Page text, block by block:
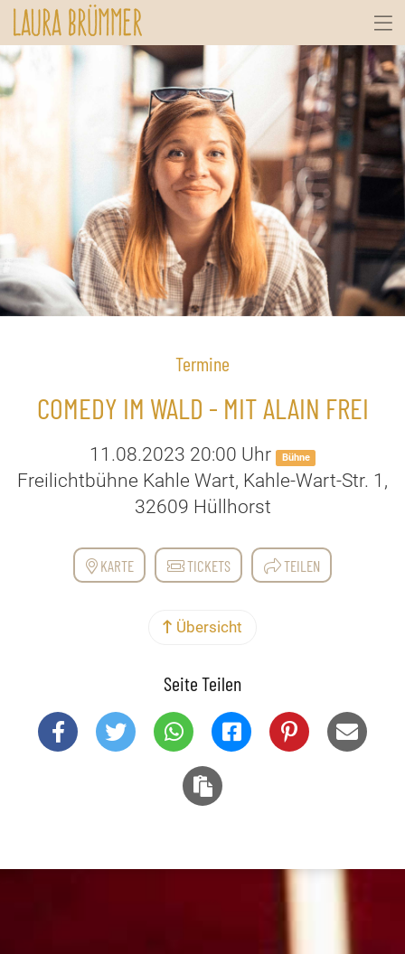
Termine
COMEDY IM WALD - MIT ALAIN FREI
11.08.2023 20:00 Uhr Bühne
Freilichtbühne Kahle Wart, Kahle-Wart-Str. 1,
32609 Hüllhorst
KARTE TICKETS TEILEN
Übersicht
Seite Teilen